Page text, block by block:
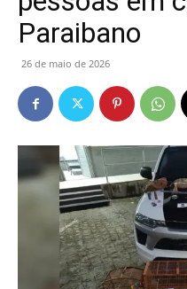
Paraibano
26 de maio de 2026